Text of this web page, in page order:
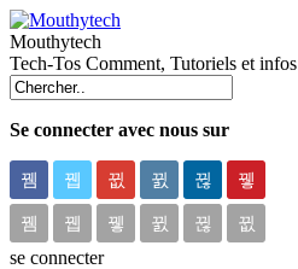
Mouthytech
Tech-Tos Comment, Tutoriels et infos
Se connecter avec nous sur
se connecter